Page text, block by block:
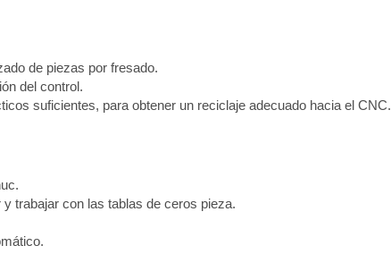
de piezas por fresado.
del control.
suficientes, para obtener un reciclaje adecuado hacia el CNC.
trabajar con las tablas de ceros pieza.